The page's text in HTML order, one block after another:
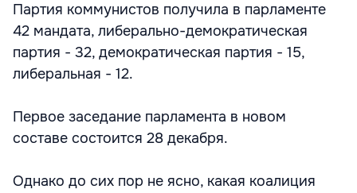
Партия коммунистов получила в парламенте
42 мандата, либерально-демократическая
партия - 32, демократическая партия - 15,
либеральная - 12.
Первое заседание парламента в новом
составе состоится 28 декабря.
Однако до сих пор не ясно, какая коалиция